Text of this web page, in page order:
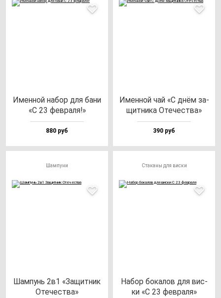
Имен­ной на­бор для ба­ни
«С 23 фев­ра­ля!»
880 руб
Имен­ной чай «С днём за­
щит­ни­ка Оте­чес­тва»
390 руб
Шампуни
Шам­пунь 2в1 «Защит­ник
Оте­чес­тва»
Стаканы для виски
Набор бо­ка­лов для вис­
ки «С 23 фев­ра­ля»